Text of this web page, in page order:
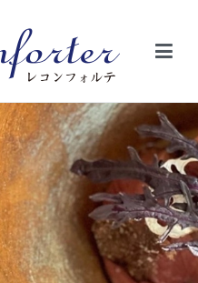
千里山/フレンチ（フラ
くり素材そのものの旨さを閉